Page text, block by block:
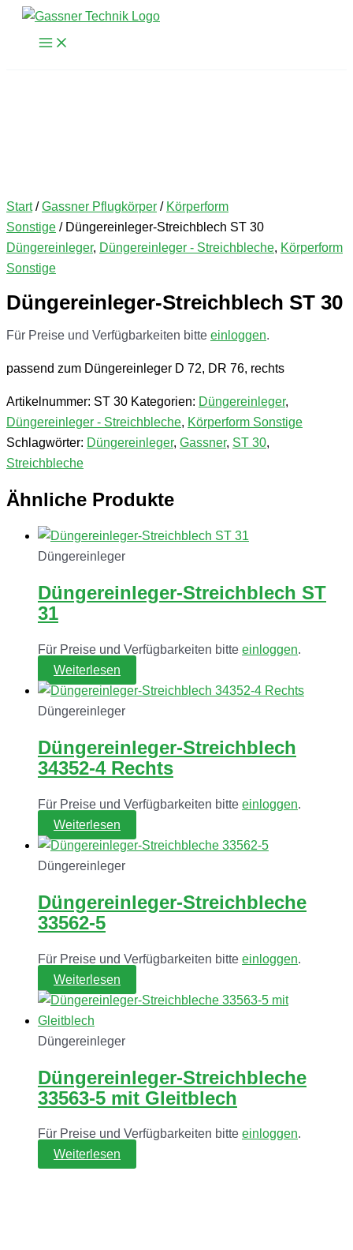
Zum
Start/Gassner Pflugkörper / Körperform
Sonstige / Düngereinleger-Streichblech ST 30
Düngereinleger, Düngereinleger - Streichbleche, Körperform
Sonstige
Düngereinleger-Streichblech ST 30
Für Preise und Verfügbarkeiten bitte einloggen.
passend zum Düngereinleger D 72, DR 76, rechts
Artikelnummer: ST 30 Kategorien: Düngereinleger,
Düngereinleger - Streichbleche, Körperform Sonstige
Schlagwörter: Düngereinleger, Gassner, ST 30,
Streichbleche
Ähnliche Produkte
Düngereinleger
Düngereinleger-Streichblech ST
31
Für Preise und Verfügbarkeiten bitte einloggen.
Weiterlesen
Düngereinleger
Düngereinleger-Streichblech
34352-4 Rechts
Für Preise und Verfügbarkeiten bitte einloggen.
Weiterlesen
Düngereinleger
Düngereinleger-Streichbleche
33562-5
Für Preise und Verfügbarkeiten bitte einloggen.
Weiterlesen
Düngereinleger
Düngereinleger-Streichbleche
33563-5 mit Gleitblech
Für Preise und Verfügbarkeiten bitte einloggen.
Weiterlesen